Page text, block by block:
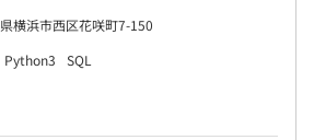
横浜市西区花咲町7-150
Python3
SQL